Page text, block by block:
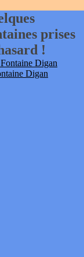
prises
!
Digan